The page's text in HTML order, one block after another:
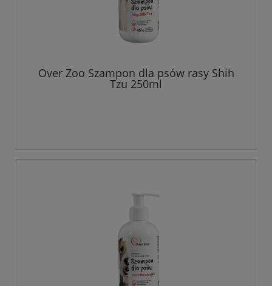
Over Zoo Szampon dla psów rasy Shih
Tzu 250ml